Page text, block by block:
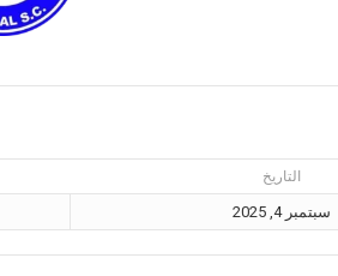
التاريخ
سبتمبر 4, 2025